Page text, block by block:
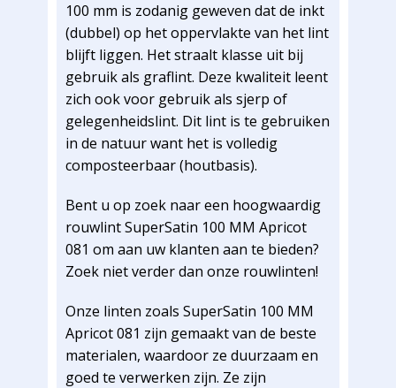
100 mm is zodanig geweven dat de inkt
(dubbel) op het oppervlakte van het lint
blijft liggen. Het straalt klasse uit bij
gebruik als graflint. Deze kwaliteit leent
zich ook voor gebruik als sjerp of
gelegenheidslint. Dit lint is te gebruiken
in de natuur want het is volledig
composteerbaar (houtbasis).
Bent u op zoek naar een hoogwaardig
rouwlint SuperSatin 100 MM Apricot
081 om aan uw klanten aan te bieden?
Zoek niet verder dan onze rouwlinten!
Onze linten zoals SuperSatin 100 MM
Apricot 081 zijn gemaakt van de beste
materialen, waardoor ze duurzaam en
goed te verwerken zijn. Ze zijn